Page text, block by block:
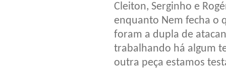
Cleiton, Serginho e
enquanto Nem fecha o
foram a dupla de
trabalhando há algum
outra peça estamos